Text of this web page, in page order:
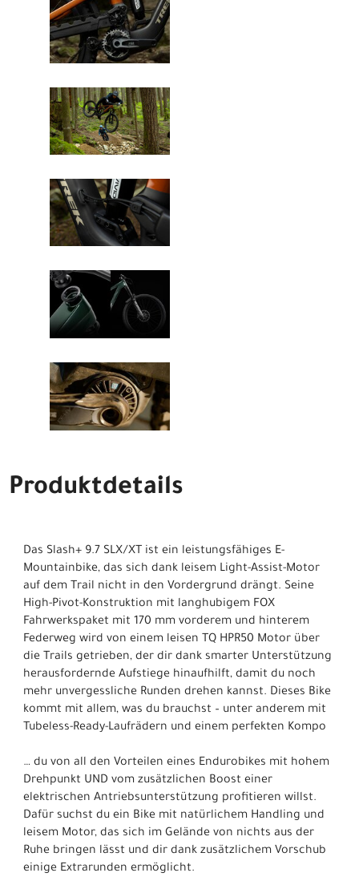
Produktdetails
Das Slash+ 9.7 SLX/XT ist ein leistungsfähiges E-
Mountainbike, das sich dank leisem Light-Assist-Motor
auf dem Trail nicht in den Vordergrund drängt. Seine
High-Pivot-Konstruktion mit langhubigem FOX
Fahrwerkspaket mit 170 mm vorderem und hinterem
Federweg wird von einem leisen TQ HPR50 Motor über
die Trails getrieben, der dir dank smarter Unterstützung
herausfordernde Aufstiege hinaufhilft, damit du noch
mehr unvergessliche Runden drehen kannst. Dieses Bike
kommt mit allem, was du brauchst – unter anderem mit
Tubeless-Ready-Laufrädern und einem perfekten Kompo
… du von all den Vorteilen eines Endurobikes mit hohem
Drehpunkt UND vom zusätzlichen Boost einer
elektrischen Antriebsunterstützung profitieren willst.
Dafür suchst du ein Bike mit natürlichem Handling und
leisem Motor, das sich im Gelände von nichts aus der
Ruhe bringen lässt und dir dank zusätzlichem Vorschub
einige Extrarunden ermöglicht.